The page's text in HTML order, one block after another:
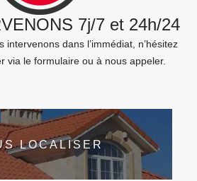
7j/7 et 24h/24
intervenons dans l’immédiat, n’hésitez
via le formulaire ou à nous appeler.
LOCALISER